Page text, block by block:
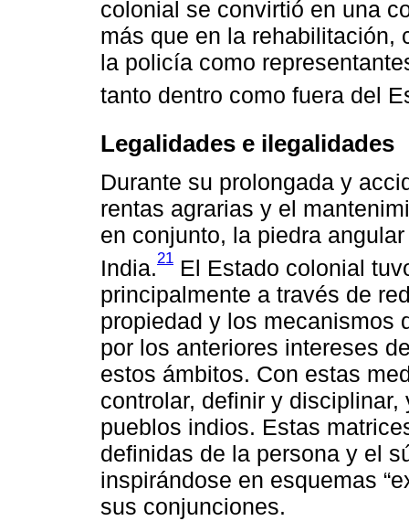
colonial se convirtió en una
más que en la rehabilitación,
la policía como
tanto dentro como fuera del
Legalidades e ilegalidades
Durante su prolongada y
rentas agrarias y el
en conjunto, la piedra
India.21 El Estado colonial
principalmente a través de
propiedad y los mecanismos
por los anteriores intereses
estos ámbitos. Con estas
controlar, definir y
pueblos indios. Estas
definidas de la persona y el
inspirándose en esquemas
sus conjunciones.